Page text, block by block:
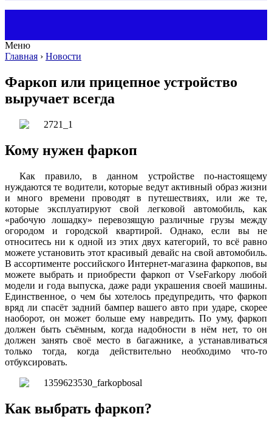
Меню
Главная › Новости
Фаркоп или прицепное устройство
выручает всегда
Кому нужен фаркоп
Как правило, в данном устройстве по-настоящему
нуждаются те водители, которые ведут активный образ жизни
и много времени проводят в путешествиях, или же те,
которые эксплуатируют свой легковой автомобиль, как
«рабочую лошадку» перевозящую различные грузы между
огородом и городской квартирой. Однако, если вы не
относитесь ни к одной из этих двух категорий, то всё равно
можете установить этот красивый девайс на свой автомобиль.
В ассортименте российского Интернет-магазина фаркопов, вы
можете выбрать и приобрести фаркоп от VseFarkopy любой
модели и года выпуска, даже ради украшения своей машины.
Единственное, о чем бы хотелось предупредить, что фаркоп
вряд ли спасёт задний бампер вашего авто при ударе, скорее
наоборот, он может больше ему навредить. По уму, фаркоп
должен быть съёмным, когда надобности в нём нет, то он
должен занять своё место в багажнике, а устанавливаться
только тогда, когда действительно необходимо что-то
отбуксировать.
Как выбрать фаркоп?